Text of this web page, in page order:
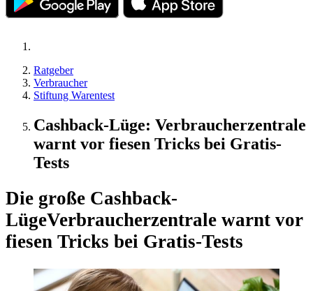
Ratgeber
Verbraucher
Stiftung Warentest
Cashback-Lüge: Verbraucherzentrale
warnt vor fiesen Tricks bei Gratis-
Tests
Die große Cashback-
LügeVerbraucherzentrale warnt vor
fiesen Tricks bei Gratis-Tests